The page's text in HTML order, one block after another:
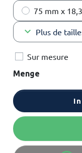
75 mm x
keyboard_arrow_down Plus de
Sur mesure
Menge